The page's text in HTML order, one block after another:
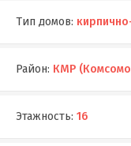
Тип домов:
Район: КМР
Этажность: 16